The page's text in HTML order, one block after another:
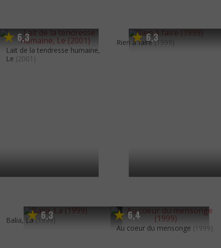
6,3
Lait de la tendresse humaine,
Le (2001)
6,3
Rien à faire (1999)
6,3
Balia, La (1999) 6,4
Au coeur du mensonge (1999)